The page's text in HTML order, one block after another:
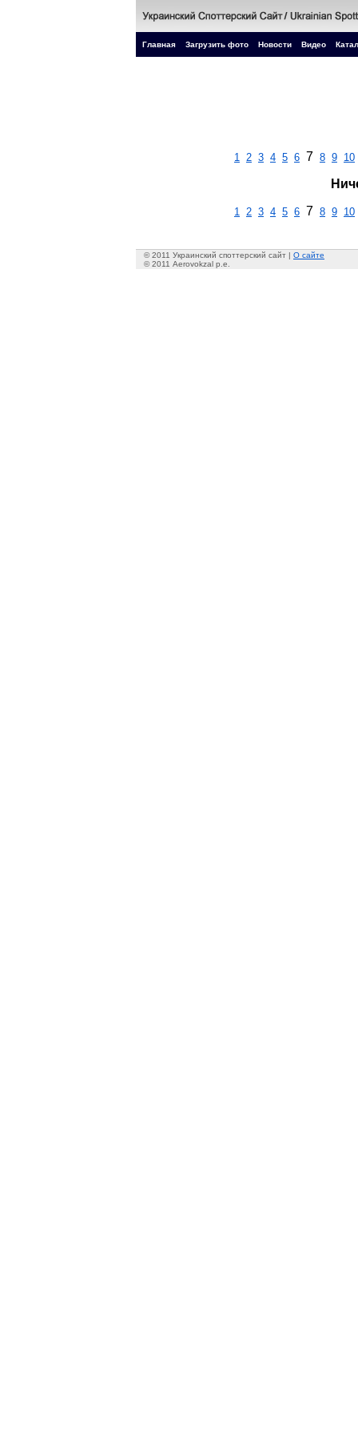
Главная Загрузить фото Новости Видео
1 2 3 4 5 6 7 8 9 10
1 2 3 4 5 6 7 8 9 10
© 2011 Украинский споттерский сайт | О сайте
© 2011 Aerovokzal p.e.